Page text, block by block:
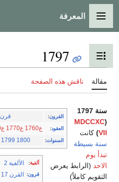
القائمة الرئيسية
المعرفة
تبديل عرض جدول المحتويات
1797
مقالة ناقش هذه الصفحة
القرون: قرن 17
العقود: ع1760 ع1770 ع1780
السنوات:
1799 1800
ألفية: الألفية 2
قرون: القرن 17
سنة 1797
(
MDCCXC
VII
) كانت
سنة بسيطة
تبدأ يوم
الاحد (الرابط يعرض
التقويم كاملاً)